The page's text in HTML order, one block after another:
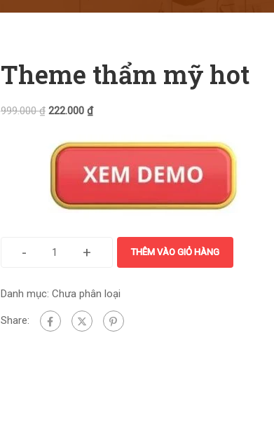
Theme thẩm mỹ hot
999.000₫ 222.000 ₫
- + THÊM VÀO GIỎ HÀNG
Danh mục: Chưa phân loại
Share: